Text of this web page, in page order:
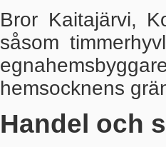
Bror Kaitajärvi,
såsom
hemsocknens
Handel och